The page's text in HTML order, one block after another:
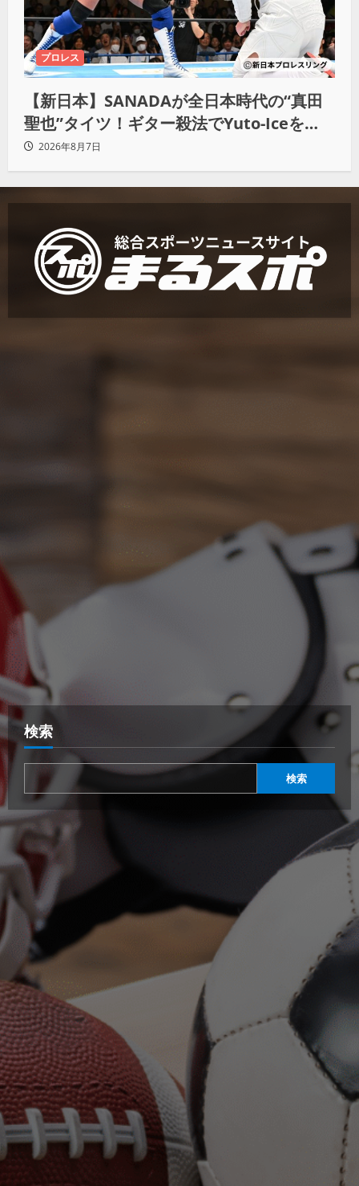
プロレス
【新日本】SANADAが全日本時代の“真田
聖也”タイツ！ギター殺法でYuto-Iceを
KO「俺と闘う時は考えろ。感じるな」
2026年8月7日
検索
検索